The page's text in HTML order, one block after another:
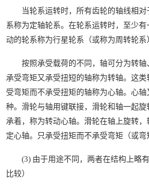
当轮系运转时，所有齿轮的轴线相对
系称为定轴轮系。在轮系运转时，至少
动的轮系称为行星轮系（或称为周转轮系
按照承受载荷的不同，轴可分为转轴
承受弯矩又承受扭短的轴称为转轴。这
受弯矩而不承受扭矩的轴称为心轴。心
种。滑轮与轴用键联接，滑轮和轴一起
承着，称为转动心轴。滑轮在轴上旋转
定心轴。只承受扭矩而不承受弯矩（或弯
(3) 由于用途不同，两者在结构上略有
比较）